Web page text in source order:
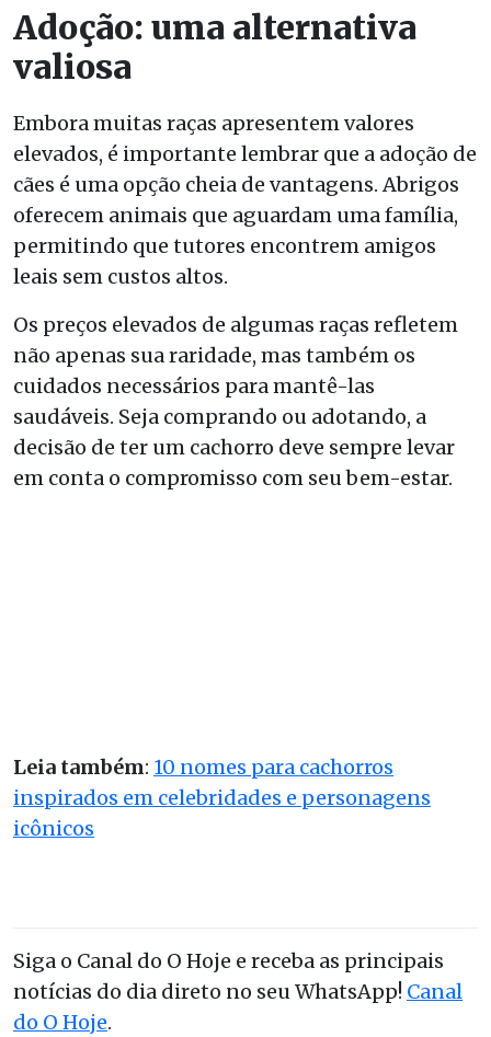
Adoção: uma alternativa
valiosa
Embora muitas raças apresentem valores
elevados, é importante lembrar que a adoção de
cães é uma opção cheia de vantagens. Abrigos
oferecem animais que aguardam uma família,
permitindo que tutores encontrem amigos
leais sem custos altos.
Os preços elevados de algumas raças refletem
não apenas sua raridade, mas também os
cuidados necessários para mantê-las
saudáveis. Seja comprando ou adotando, a
decisão de ter um cachorro deve sempre levar
em conta o compromisso com seu bem-estar.
Leia também: 10 nomes para cachorros
inspirados em celebridades e personagens
icônicos
Siga o Canal do O Hoje e receba as principais
notícias do dia direto no seu WhatsApp! Canal
do O Hoje.